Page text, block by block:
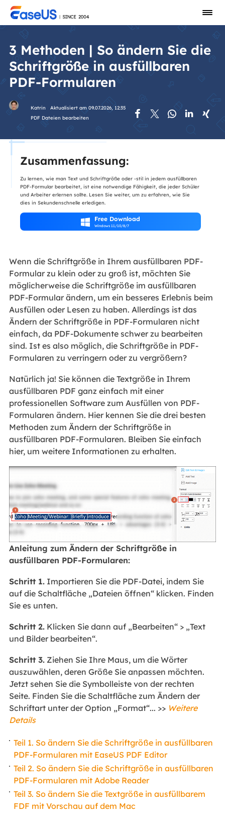
3 Methoden | So ändern Sie die
Schriftgröße in ausfüllbaren
PDF-Formularen
Katrin
Aktualisiert am 09.07.2026, 12:35
PDF Dateien bearbeiten
    
Zusammenfassung:
Zu lernen, wie man Text und Schriftgröße oder -stil in jedem ausfüllbaren
PDF-Formular bearbeitet, ist eine notwendige Fähigkeit, die jeder Schüler
und Arbeiter erlernen sollte. Lesen Sie weiter, um zu erfahren, wie Sie
dies in Sekundenschnelle erledigen.
 Free Download
Windows 11/10/8/7
Wenn die Schriftgröße in Ihrem ausfüllbaren PDF-
Formular zu klein oder zu groß ist, möchten Sie
möglicherweise die Schriftgröße im ausfüllbaren
PDF-Formular ändern, um ein besseres Erlebnis beim
Ausfüllen oder Lesen zu haben. Allerdings ist das
Ändern der Schriftgröße in PDF-Formularen nicht
einfach, da PDF-Dokumente schwer zu bearbeiten
sind. Ist es also möglich, die Schriftgröße in PDF-
Formularen zu verringern oder zu vergrößern?
Natürlich ja! Sie können die Textgröße in Ihrem
ausfüllbaren PDF ganz einfach mit einer
professionellen Software zum Ausfüllen von PDF-
Formularen ändern. Hier kennen Sie die drei besten
Methoden zum Ändern der Schriftgröße in
ausfüllbaren PDF-Formularen. Bleiben Sie einfach
hier, um weitere Informationen zu erhalten.
Anleitung zum Ändern der Schriftgröße in
ausfüllbaren PDF-Formularen:
Schritt 1.Importieren Sie die PDF-Datei, indem Sie
auf die Schaltfläche „Dateien öffnen“ klicken. Finden
Sie es unten.
Schritt 2.Klicken Sie dann auf „Bearbeiten“ > „Text
und Bilder bearbeiten“.
Schritt 3.Ziehen Sie Ihre Maus, um die Wörter
auszuwählen, deren Größe Sie anpassen möchten.
Jetzt sehen Sie die Symbolleiste von der rechten
Seite. Finden Sie die Schaltfläche zum Ändern der
Schriftart unter der Option „Format“... >> Weitere
Details
Teil 1. So ändern Sie die Schriftgröße in ausfüllbaren
PDF-Formularen mit EaseUS PDF Editor
Teil 2. So ändern Sie die Schriftgröße in ausfüllbaren
PDF-Formularen mit Adobe Reader
Teil 3. So ändern Sie die Textgröße in ausfüllbarem
FDF mit Vorschau auf dem Mac